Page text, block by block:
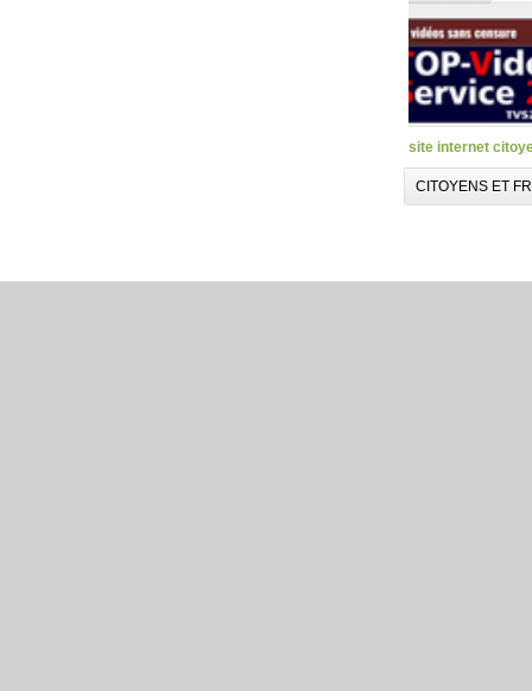
site internet
CITOYENS ET